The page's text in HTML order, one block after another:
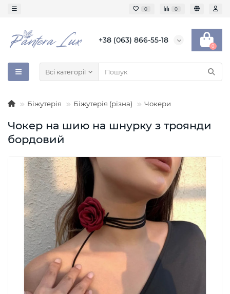
0 0
+38 (063) 866-55-18
0
Всі категорії
Біжутерія Біжутерія (різна) Чокери
Чокер на шию на шнурку з троянди
бордовий